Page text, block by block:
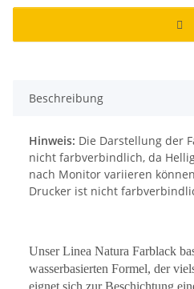
Beschreibung
Hinweis: Die Darstellung der
nicht farbverbindlich, da
nach Monitor variieren
Drucker ist nicht
Unser Linea Natura Farblack
wasserbasierten Formel, der